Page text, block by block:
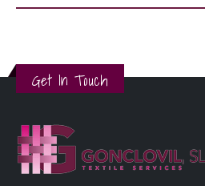
Get In Touch